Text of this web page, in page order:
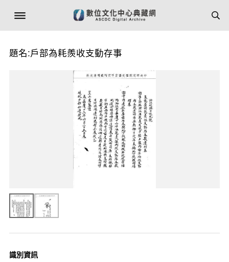
題名:戶部為耗羨收支動存事
識別資訊